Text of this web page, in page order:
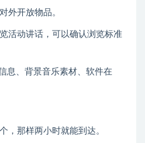
外开放物品。
活动讲话，可以确认浏览标准
息、背景音乐素材、软件在
，那样两小时就能到达。